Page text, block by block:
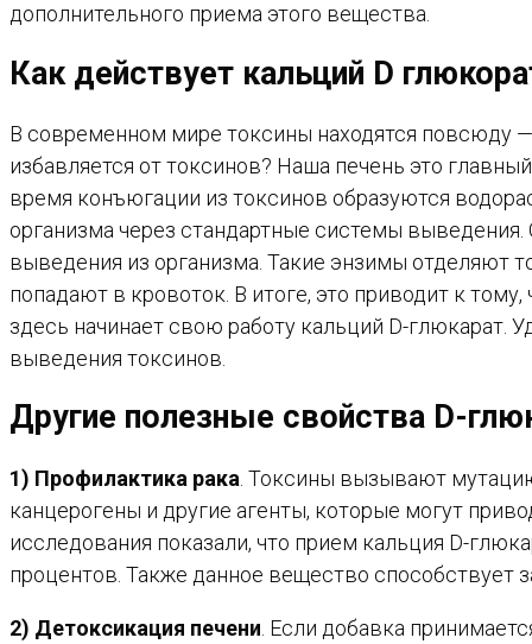
дополнительного приема этого вещества.
Как действует кальций D
В современном мире токсины находятся повсюду
избавляется от токсинов? Наша печень это
время конъюгации из токсинов образуются
организма через стандартные системы
выведения из организма. Такие энзимы отделяют
попадают в кровоток. В итоге, это приводит к
здесь начинает свою работу кальций D-
выведения токсинов.
Другие полезные свойства D-
1) Профилактика рака . Токсины вызывают
канцерогены и другие агенты, которые могут
исследования показали, что прием кальция D-
процентов. Также данное вещество способствует
2) Детоксикация печени . Если добавка